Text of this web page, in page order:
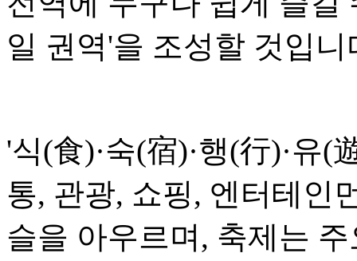
일 권역'을 조성할 것입니
'식(食)·숙(宿)·행(行)·유(
통, 관광, 쇼핑, 엔터테인
슬을 아우르며, 축제는